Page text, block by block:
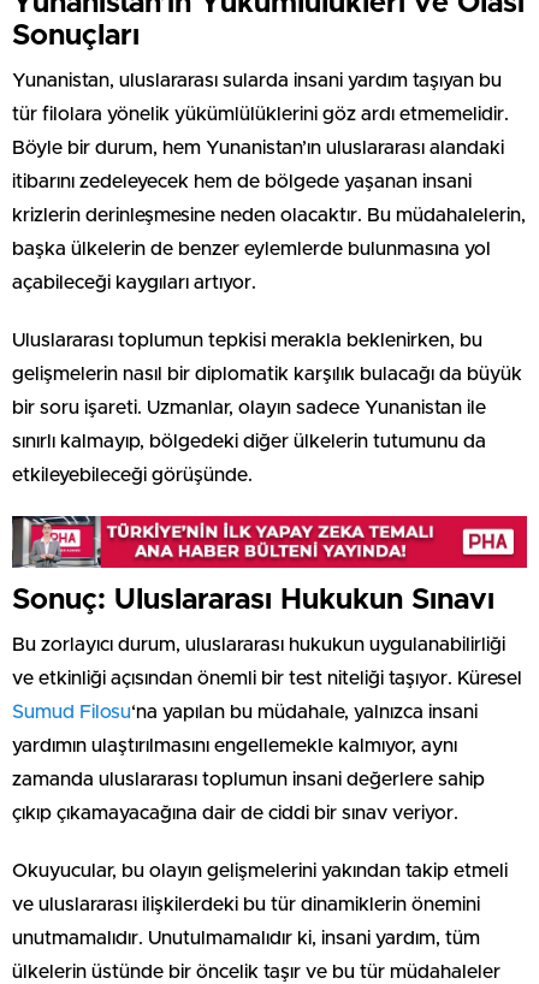
Sonuçları
Yunanistan, uluslararası sularda insani yardım taşıyan bu
tür filolara yönelik yükümlülüklerini göz ardı etmemelidir.
Böyle bir durum, hem Yunanistan’ın uluslararası alandaki
itibarını zedeleyecek hem de bölgede yaşanan insani
krizlerin derinleşmesine neden olacaktır. Bu müdahalelerin,
başka ülkelerin de benzer eylemlerde bulunmasına yol
açabileceği kaygıları artıyor.
Uluslararası toplumun tepkisi merakla beklenirken, bu
gelişmelerin nasıl bir diplomatik karşılık bulacağı da büyük
bir soru işareti. Uzmanlar, olayın sadece Yunanistan ile
sınırlı kalmayıp, bölgedeki diğer ülkelerin tutumunu da
etkileyebileceği görüşünde.
Sonuç: Uluslararası Hukukun Sınavı
Bu zorlayıcı durum, uluslararası hukukun uygulanabilirliği
ve etkinliği açısından önemli bir test niteliği taşıyor. Küresel
Sumud Filosu‘na yapılan bu müdahale, yalnızca insani
yardımın ulaştırılmasını engellemekle kalmıyor, aynı
zamanda uluslararası toplumun insani değerlere sahip
çıkıp çıkamayacağına dair de ciddi bir sınav veriyor.
Okuyucular, bu olayın gelişmelerini yakından takip etmeli
ve uluslararası ilişkilerdeki bu tür dinamiklerin önemini
unutmamalıdır. Unutulmamalıdır ki, insani yardım, tüm
ülkelerin üstünde bir öncelik taşır ve bu tür müdahaleler